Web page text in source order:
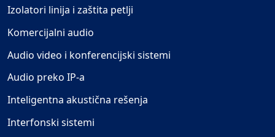
Izolatori linija i zaštita petlji
Komercijalni audio
Audio video i konferencijski sistemi
Audio preko IP-a
Inteligentna akustična rešenja
Interfonski sistemi